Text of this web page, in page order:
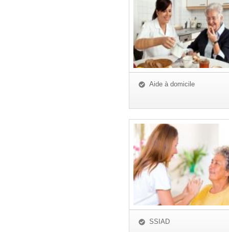
Aide à domicile
SSIAD